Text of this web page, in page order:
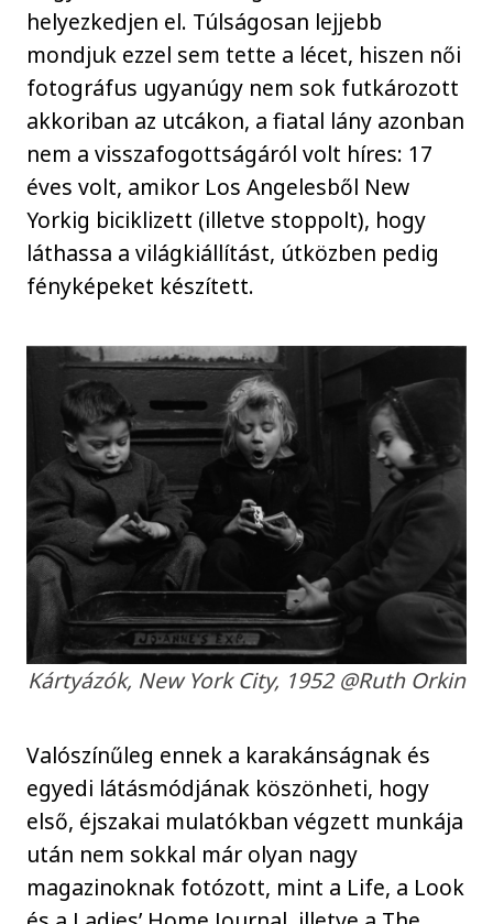
helyezkedjen el. Túlságosan lejjebb
mondjuk ezzel sem tette a lécet, hiszen női
fotográfus ugyanúgy nem sok futkározott
akkoriban az utcákon, a fiatal lány azonban
nem a visszafogottságáról volt híres: 17
éves volt, amikor Los Angelesből New
Yorkig biciklizett (illetve stoppolt), hogy
láthassa a világkiállítást, útközben pedig
fényképeket készített.
Kártyázók, New York City, 1952 @Ruth Orkin
Valószínűleg ennek a karakánságnak és
egyedi látásmódjának köszönheti, hogy
első, éjszakai mulatókban végzett munkája
után nem sokkal már olyan nagy
magazinoknak fotózott, mint a Life, a Look